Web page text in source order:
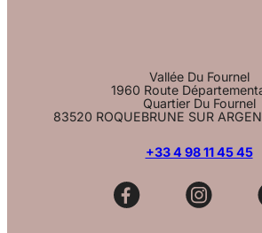
Vallée Du Fournel
1960 Route
Quartier Du Fournel
83520 ROQUEBRUNE SUR
+33 4 98 11 45 45